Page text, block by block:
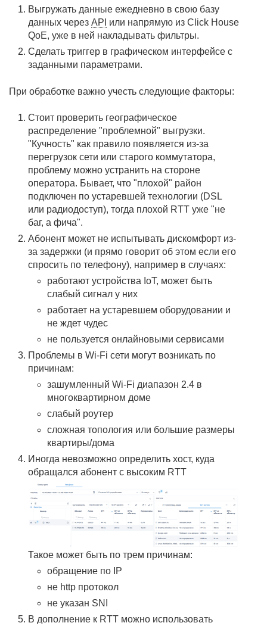
Выгружать данные ежедневно в свою базу
данных через API или напрямую из Click House
QoE, уже в ней накладывать фильтры.
Сделать триггер в графическом интерфейсе с
заданными параметрами.
При обработке важно учесть следующие факторы:
Стоит проверить географическое
распределение "проблемной" выгрузки.
"Кучность" как правило появляется из-за
перегрузок сети или старого коммутатора,
проблему можно устранить на стороне
оператора. Бывает, что "плохой" район
подключен по устаревшей технологии (DSL
или радиодоступ), тогда плохой RTT уже "не
баг, а фича".
Абонент может не испытывать дискомфорт из-
за задержки (и прямо говорит об этом если его
спросить по телефону), например в случаях:
работают устройства IoT, может быть
слабый сигнал у них
работает на устаревшем оборудовании и
не ждет чудес
не пользуется онлайновыми сервисами
Проблемы в Wi-Fi сети могут возникать по
причинам:
зашумленный Wi-Fi диапазон 2.4 в
многоквартирном доме
слабый роутер
сложная топология или большие размеры
квартиры/дома
Иногда невозможно определить хост, куда
обращался абонент с высоким RTT
Такое может быть по трем причинам:
обращение по IP
не http протокол
не указан SNI
В дополнение к RTT можно использовать